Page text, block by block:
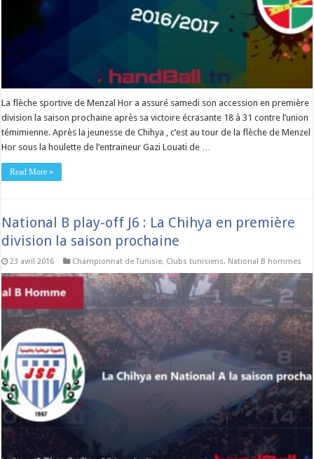
La flèche sportive de Menzal Hor a assuré samedi son accession en première
division la saison prochaine après sa victoire écrasante 18 à 31 contre l’union
témimienne. Après la jeunesse de Chihya , c’est au tour de la flèche de Menzel
Hor sous la houlette de l’entraineur Gazi Louati de …
Read More »
National B play-off J6 : La Chihya en première
division la saison prochaine
23 avril 2016 Championnat de Tunisie, Clubs tunisiens, National B hommes